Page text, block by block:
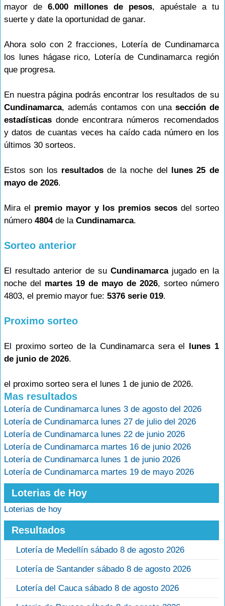
mayor de 6.000 millones de pesos, apuéstale a tu
suerte y date la oportunidad de ganar.
Ahora solo con 2 fracciones, Lotería de Cundinamarca
los lunes hágase rico, Lotería de Cundinamarca región
que progresa.
En nuestra página podrás encontrar los resultados de su
Cundinamarca, además contamos con una sección de
estadísticas donde encontrara números recomendados
y datos de cuantas veces ha caído cada número en los
últimos 30 sorteos.
Estos son los resultados de la noche del lunes 25 de
mayo de 2026.
Mira el premio mayor y los premios secosdel sorteo
número 4804de la Cundinamarca.
Sorteo anterior
El resultado anterior de su Cundinamarcajugado en la
noche del martes 19 de mayo de 2026, sorteo número
4803, el premio mayor fue: 5376 serie 019.
Proximo sorteo
El proximo sorteo de la Cundinamarca sera el lunes 1
de junio de 2026.
el proximo sorteo sera el lunes 1 de junio de 2026.
Mas resultados
Lotería de Cundinamarca lunes 3 de agosto del 2026
Lotería de Cundinamarca lunes 27 de julio del 2026
Lotería de Cundinamarca lunes 22 de junio 2026
Lotería de Cundinamarca martes 16 de junio 2026
Lotería de Cundinamarca lunes 1 de junio 2026
Lotería de Cundinamarca martes 19 de mayo 2026
Loterias de Hoy
Loterias de hoy
Resultados
Lotería de Medellín sábado 8 de agosto 2026
Lotería de Santander sábado 8 de agosto 2026
Lotería del Cauca sábado 8 de agosto 2026